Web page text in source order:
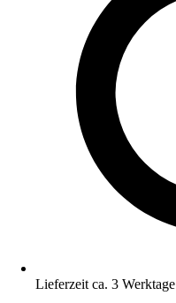
Lieferzeit ca. 3 Werktage